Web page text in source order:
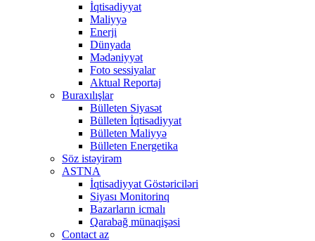
İqtisadiyyat
Maliyyə
Enerji
Dünyada
Mədəniyyət
Foto sessiyalar
Aktual Reportaj
Buraxılışlar
Bülleten Siyasət
Bülleten İqtisadiyyat
Bülleten Maliyyə
Bülleten Energetika
Söz istəyirəm
ASTNA
İqtisadiyyat Göstəriciləri
Siyası Monitorinq
Bazarların icmalı
Qarabağ münaqişəsi
Contact az